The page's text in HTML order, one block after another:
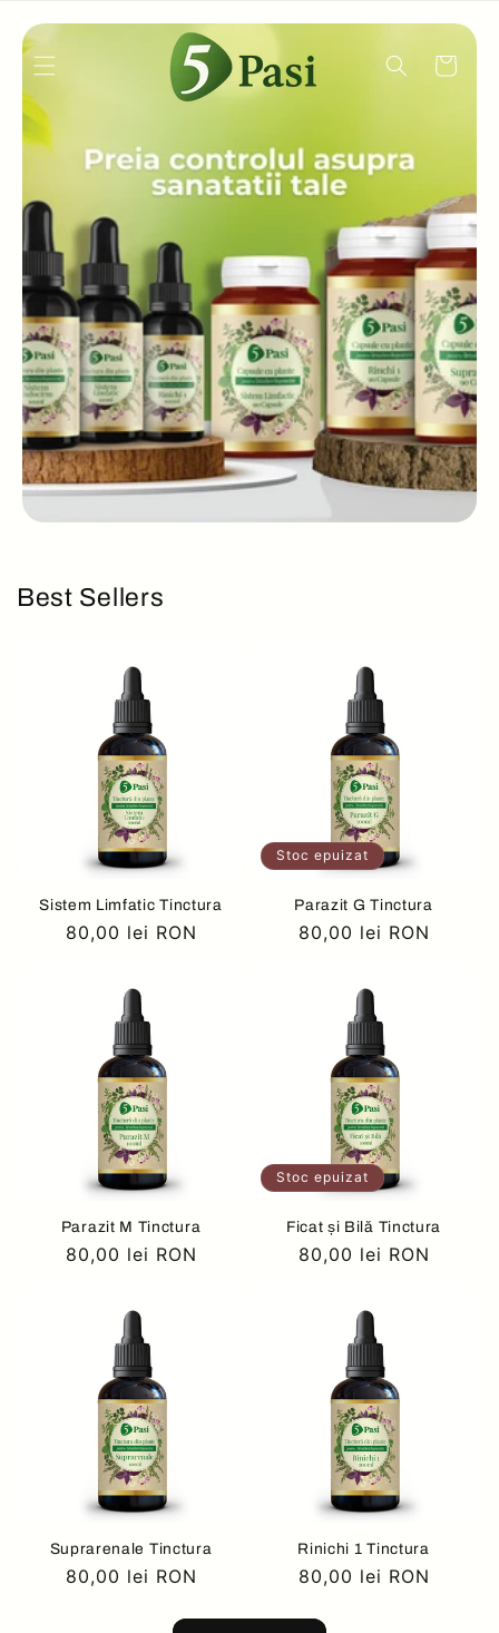
conținut
COȘ
Best Sellers
Sistem Limfatic Tinctura
Preț
80,00 lei RON
Stoc epuizat
Parazit G Tinctura
Preț
80,00 lei RON
Parazit M Tinctura
Preț
80,00 lei RON
Stoc epuizat
Ficat și Bilă Tinctura
Preț
80,00 lei RON
Suprarenale Tinctura
Preț
80,00 lei RON
Rinichi 1 Tinctura
Preț
80,00 lei RON